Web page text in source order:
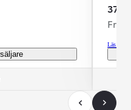
379
Läs mer